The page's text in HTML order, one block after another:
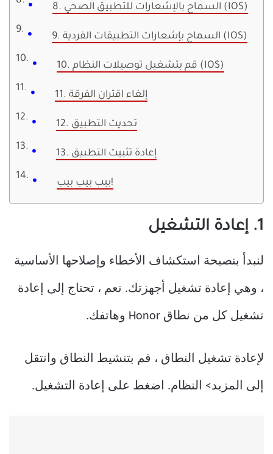
8. السماح بالإشعارات للتطبيق الصحي (IOS)
9. السماح بإشعارات التطبيقات الفردية (IOS)
10. قم بتشغيل توصيلات النظام (IOS)
11. إلغاء اقتران الفرقة
12. تحديث التطبيق
13. إعادة تثبيت التطبيق
بيب بيب بيب!
1. إعادة التشغيل
لنبدأ بنصيحة استكشاف الأخطاء وإصلاحها الأساسية
، وهي إعادة تشغيل أجهزتك. نعم ، تحتاج إلى إعادة
تشغيل كل من نطاق Honor وهاتفك.
لإعادة تشغيل النطاق ، قم بتنشيط النطاق وانتقل
إلى المزيد> النظام. اضغط على إعادة التشغيل.